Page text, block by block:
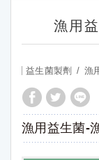
漁用
益生菌製劑 漁
漁用益生菌-